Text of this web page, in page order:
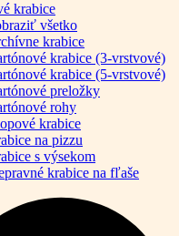
krabice
všetko
krabice
krabice (3-vrstvové)
krabice (5-vrstvové)
preložky
rohy
krabice
na pizzu
s výsekom
krabice na fľaše